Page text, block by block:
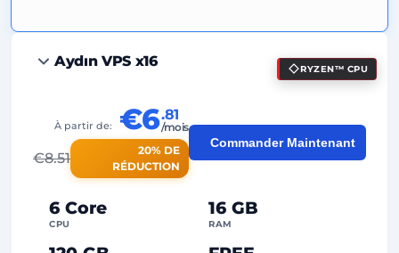
Aydın VPS x16 RYZEN™ CPU
6 Core
CPU
16 GB
RAM
À partir de: €6.81
/mois
€8.51
20% DE
RÉDUCTION
Commander Maintenant